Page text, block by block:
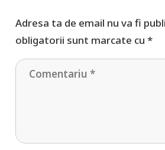
Adresa ta de email nu va fi
obligatorii sunt marcate cu *